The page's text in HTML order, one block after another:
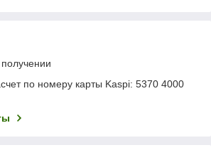
по номеру карты Kaspi: 5370 4000